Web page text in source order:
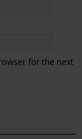
for the next